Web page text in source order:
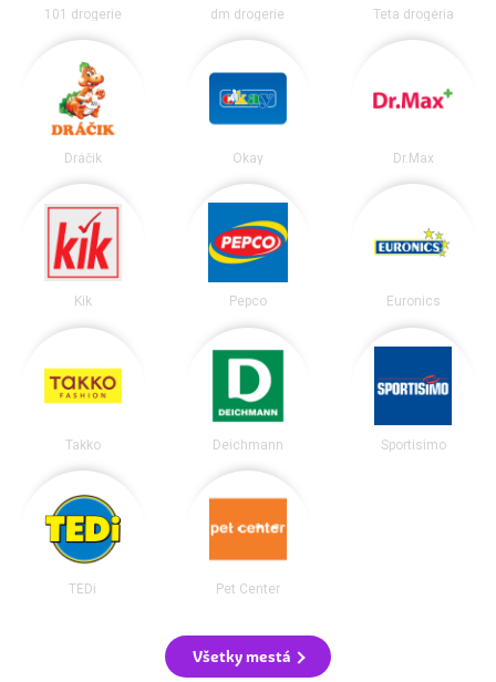
101 drogerie dm drogerie Teta drogéria
Dráčik Okay Dr.Max
Kik Pepco Euronics
Takko Deichmann Sportisimo
TEDi Pet Center
Všetky mestá